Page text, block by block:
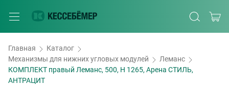
Главная
Каталог
Механизмы для нижних угловых модулей
Леманс
КОМПЛЕКТ правый Леманс, 500, H 1265, Арена СТИЛЬ,
АНТРАЦИТ